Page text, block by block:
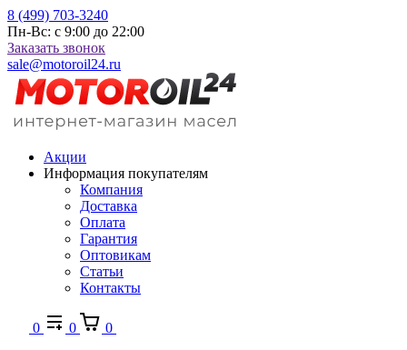
8 (499) 703-3240
Пн-Вс: с 9:00 до 22:00
Заказать звонок
sale@motoroil24.ru
Акции
Информация покупателям
Компания
Доставка
Оплата
Гарантия
Оптовикам
Статьи
Контакты
0 0
0